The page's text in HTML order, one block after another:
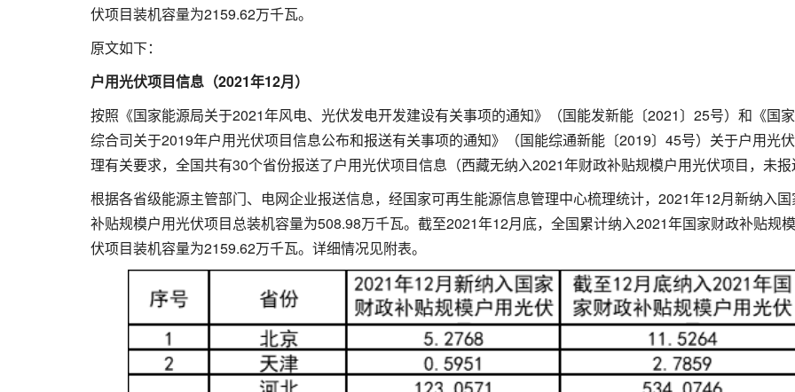
伏项目装机容量为2159.62万千瓦。
原文如下：
户用光伏项目信息（2021年12月）
按照《国家能源局关于2021年风电、光伏发电开发建设有关事项的通知》（国能发新能〔2021〕25号）和《国
综合司关于2019年户用光伏项目信息公布和报送有关事项的通知》（国能综通新能〔2019〕45号）关于户用光
理有关要求，全国共有30个省份报送了户用光伏项目信息（西藏无纳入2021年财政补贴规模户用光伏项目，未
根据各省级能源主管部门、电网企业报送信息，经国家可再生能源信息管理中心梳理统计，2021年12月新纳入
补贴规模户用光伏项目总装机容量为508.98万千瓦。截至2021年12月底，全国累计纳入2021年国家财政补贴规
伏项目装机容量为2159.62万千瓦。详细情况见附表。